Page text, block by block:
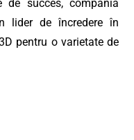
de succes, compania
lider de încredere în
pentru o varietate de